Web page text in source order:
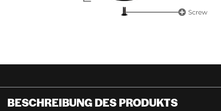
BESCHREIBUNG DES PRODUKTS